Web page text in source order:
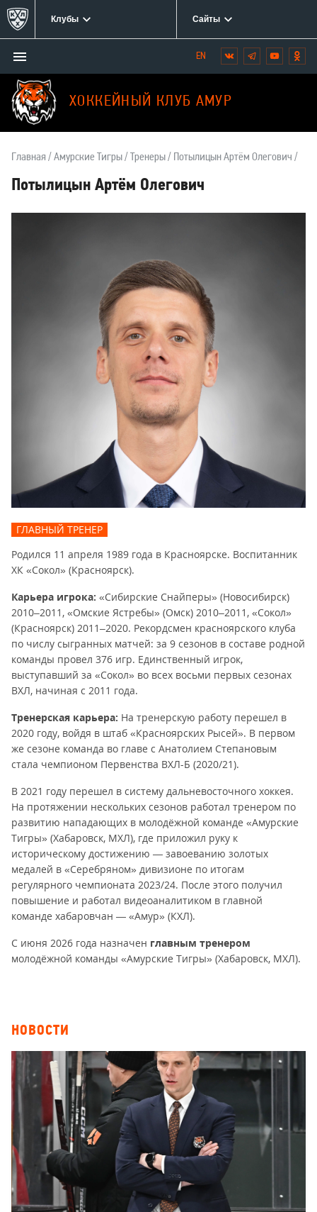
Клубы Сайты
ХОККЕЙНЫЙ КЛУБ АМУР
Открыть/
закрыть
меню
Мы
в
социальных
сетях:
Вконтакте
Telegram
YouTube
Главная Амурские Тигры Тренеры Потылицын Артём Олегович
Потылицын Артём Олегович
О
ГЛАВНЫЙ ТРЕНЕР
Родился 11 апреля 1989 года в Красноярске. Воспитанник
ХК «Сокол» (Красноярск).
Карьера игрока: «Сибирские Снайперы» (Новосибирск)
2010–2011, «Омские Ястребы» (Омск) 2010–2011, «Сокол»
(Красноярск) 2011–2020. Рекордсмен красноярского клуба
по числу сыгранных матчей: за 9 сезонов в составе родной
команды провел 376 игр. Единственный игрок,
выступавший за «Сокол» во всех восьми первых сезонах
ВХЛ, начиная с 2011 года.
Тренерская карьера: На тренерскую работу перешел в
2020 году, войдя в штаб «Красноярских Рысей». В первом
же сезоне команда во главе с Анатолием Степановым
стала чемпионом Первенства ВХЛ-Б (2020/21).
В 2021 году перешел в систему дальневосточного хоккея.
На протяжении нескольких сезонов работал тренером по
развитию нападающих в молодёжной команде «Амурские
Тигры» (Хабаровск, МХЛ), где приложил руку к
историческому достижению — завоеванию золотых
медалей в «Серебряном» дивизионе по итогам
регулярного чемпионата 2023/24. После этого получил
повышение и работал видеоаналитиком в главной
команде хабаровчан — «Амур» (КХЛ).
С июня 2026 года назначен главным тренером
молодёжной команды «Амурские Тигры» (Хабаровск, МХЛ).
НОВОСТИ